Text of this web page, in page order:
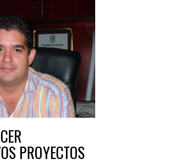
PROYECTOS